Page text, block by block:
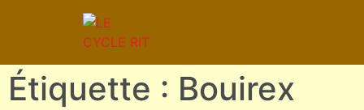
Étiquette : Bouirex